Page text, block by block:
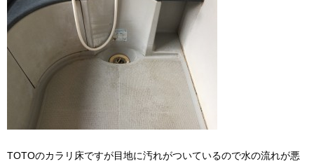
TOTOのカラリ床ですが目地に汚れがついているので水の流れが悪